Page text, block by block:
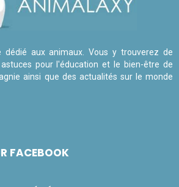
aux animaux. Vous y trouverez de
pour l'éducation et le bien-être de
ainsi que des actualités sur le monde
FACEBOOK